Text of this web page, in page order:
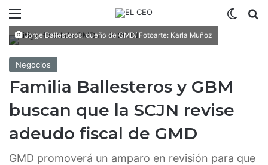
Jorge Ballesteros, dueño de GMD/ Fotoarte: Karla Muñoz
Negocios
Familia Ballesteros y GBM
buscan que la SCJN revise
adeudo fiscal de GMD
GMD promoverá un amparo en revisión para que